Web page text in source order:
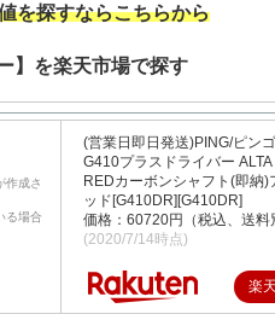
を探すならこちらから
】を楽天市場で探す
(営業日即日発送)PING/ピン
G410プラスドライバー
REDカーボンシャフト(即納)
ッド[G410DR][G410DR]
価格：60720円（税込、送料
(2020/7/14時点)
楽